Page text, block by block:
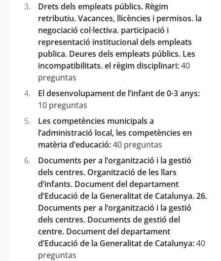
Drets dels empleats públics. Règim
retributiu. Vacances, llicències i permisos. la
negociació col·lectiva. participació i
representació institucional dels empleats
publica. Deures dels empleats públics. Les
incompatibilitats. el règim disciplinari:40
preguntas
El desenvolupament de l’infant de 0-3 anys:
10 preguntas
Les competències municipals a
l’administració local, les competències en
matèria d’educació:40 preguntas
Documents per a l’organització i la gestió
dels centres. Organització de les llars
d’infants. Document del departament
d’Educació de la Generalitat de Catalunya. 26.
Documents per a l’organització i la gestió
dels centres. Documents de gestió del
centre. Document del departament
d’Educació de la Generalitat de Catalunya:40
preguntas